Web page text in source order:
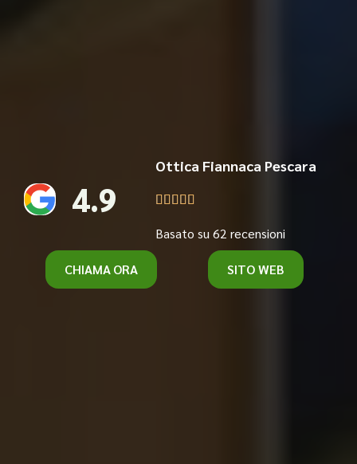
4.9
Ottica Fiannaca Pescara
    
Basato su 62 recensioni
CHIAMA ORA SITO WEB